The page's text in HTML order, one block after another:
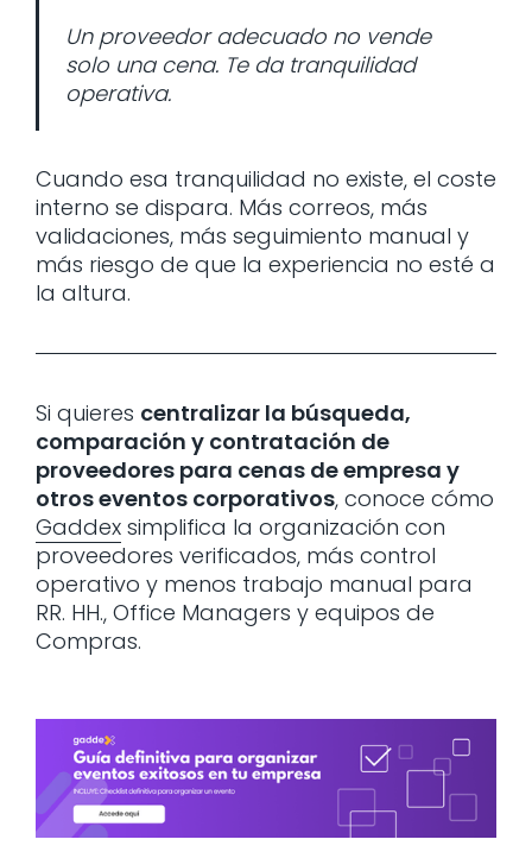
Un proveedor adecuado no vende
solo una cena. Te da tranquilidad
operativa.
Cuando esa tranquilidad no existe, el coste
interno se dispara. Más correos, más
validaciones, más seguimiento manual y
más riesgo de que la experiencia no esté a
la altura.
Si quieres centralizar la búsqueda,
comparación y contratación de
proveedores para cenas de empresa y
otros eventos corporativos, conoce cómo
Gaddex simplifica la organización con
proveedores verificados, más control
operativo y menos trabajo manual para
RR. HH., Office Managers y equipos de
Compras.